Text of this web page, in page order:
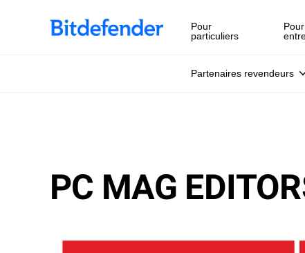
Pour
particuliers
Partenaires revendeurs
PC MAG